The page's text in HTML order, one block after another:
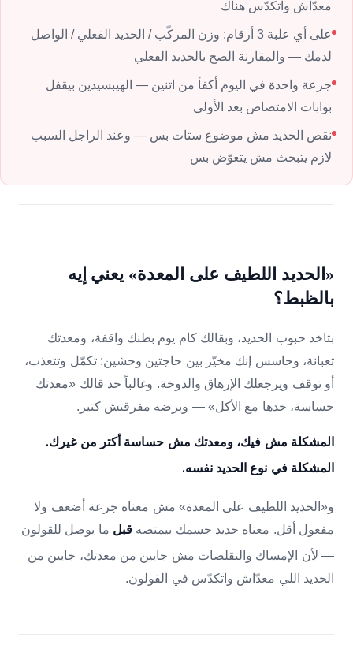
معدّاش واتكدّس هناك
على أي علبة 3 أرقام: وزن المركّب / الحديد الفعلي / الواصل
لدمك — والمقارنة الصح بالحديد الفعلي
جرعة واحدة في اليوم أكفأ من اتنين — الهيبسيدين بيقفل
بوابات الامتصاص بعد الأولى
نقص الحديد مش موضوع ستات بس — وعند الراجل السبب
لازم يتبحث مش يتعوّض بس
«الحديد اللطيف على المعدة» يعني إيه
بالظبط؟
بتاخد حبوب الحديد، وبقالك كام يوم بطنك واقفة، ومعدتك
تعبانة، وحاسس إنك مخيّر بين حاجتين وحشين: تكمّل وتتعذب،
أو توقف ويرجعلك الإرهاق والدوخة. وغالباً حد قالك «معدتك
حساسة، خدها مع الأكل» — وبرضه مفرقتش كتير.
المشكلة مش فيك، ومعدتك مش حساسة أكتر من غيرك.
المشكلة في نوع الحديد نفسه.
و«الحديد اللطيف على المعدة» مش معناه جرعة أضعف ولا
مفعول أقل. معناه حديد جسمك بيمتصه قبل ما يوصل للقولون
— لأن الإمساك والتقلصات مش جايين من معدتك، جايين من
الحديد اللي معدّاش واتكدّس في القولون.